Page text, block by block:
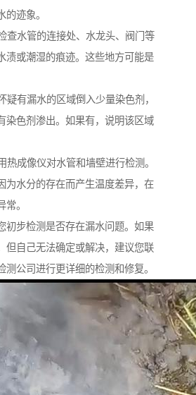
迹象。
查水管的连接处、水龙头、阀门等
渍或潮湿的痕迹。这些地方可能是
疑有漏水的区域倒入少量染色剂，
染色剂渗出。如果有，说明该区域
热成像仪对水管和墙壁进行检测。
为水分的存在而产生温度差异，在
。
初步检测是否存在漏水问题。如果
但自己无法确定或解决，建议您联
测公司进行更详细的检测和修复。